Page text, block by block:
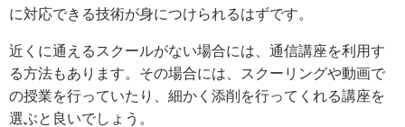
に対応できる技術が身につけられるはずです。
近くに通えるスクールがない場合には、通信講座を利用す
る方法もあります。その場合には、スクーリングや動画で
の授業を行っていたり、細かく添削を行ってくれる講座を
選ぶと良いでしょう。